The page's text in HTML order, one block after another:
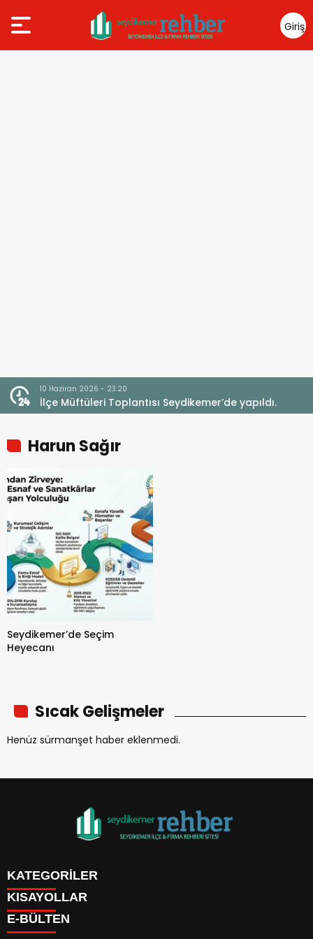
Giriş
Yap
10 Haziran 2026 - 23:20
İlçe Müftüleri Toplantısı Seydikemer’de yapıldı.
Harun Sağır
Seydikemer’de Seçim
Heyecanı
Sıcak Gelişmeler
Henüz sürmanşet haber eklenmedi.
KATEGORİLER
About
Contact
KISAYOLLAR
Privacy Policy
E-BÜLTEN